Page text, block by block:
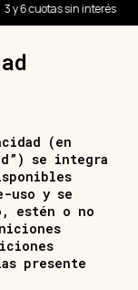
sin interés 20%
(en
se integra
uso y se
estén o no
presente